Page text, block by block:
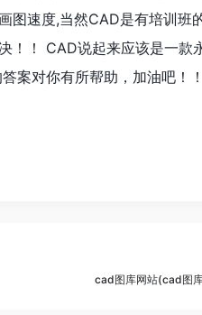
图速度,当然CAD是有培训班
！！ CAD说起来应该是一款
案对你有所帮助，加油吧！！
cad图库网站(cad图